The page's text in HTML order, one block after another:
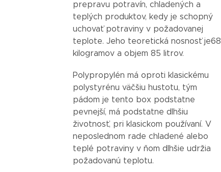
prepravu potravín, chladených a
teplých produktov, kedy je schopný
uchovať potraviny v požadovanej
teplote. Jeho teoretická nosnosť je68
kilogramov a objem 85 litrov.
Polypropylén má oproti klasickému
polystyrénu väčšiu hustotu, tým
pádom je tento box podstatne
pevnejší, má podstatne dlhšiu
životnosť, pri klasickom používaní. V
neposlednom rade chladené alebo
teplé potraviny v ňom dlhšie udržia
požadovanú teplotu.